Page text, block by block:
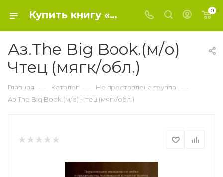
Купить книгу «Аз.The Big Book.(м/о) Чтец (мягк/обл.)» 2022, Шлинк Б. - Не проставлена группа 0
Аз.The Big Book.(м/о)
Чтец (мягк/обл.)
Главная — Каталог — Не проставлена группа —
Аз.The Big Book.(м/о) Чтец (мягк/обл.)